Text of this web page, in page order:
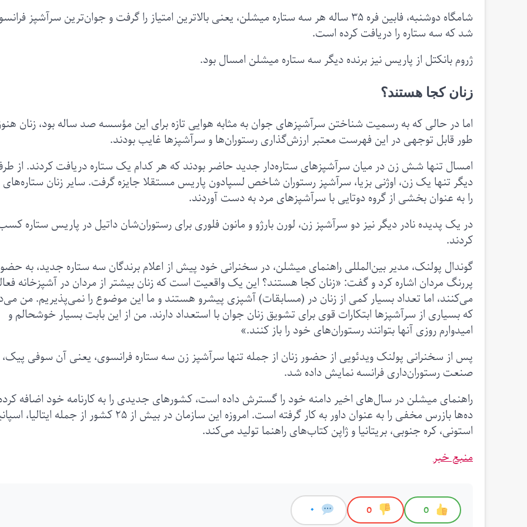
شامگاه دوشنبه، فابین فره ۳۵ ساله هر سه ستاره میشلن، یعنی بالاترین امتیاز را گرفت و جوان‌ترین سرآشپز
شد که سه ستاره را دریافت کرده است.
ژروم بانکتل از پاریس نیز برنده دیگر سه ستاره میشلن امسال بود.
زنان کجا هستند؟
اما در حالی که به رسمیت شناختن سرآشپزهای جوان به مثابه هوایی تازه برای این مؤسسه صد ساله بود، زنان
طور قابل توجهی در این فهرست معتبر ارزش‌گذاری رستوران‌ها و سرآشپزها غایب بودند.
امسال تنها شش زن در میان سرآشپزهای ستاره‌دار جدید حاضر بودند که هر کدام یک ستاره دریافت کردند. از
دیگر تنها یک زن، اوژنی بزیا، سرآشپز رستوران شاخص لسپادون پاریس مستقلا جایزه گرفت. سایر زنان
را به عنوان بخشی از گروه دوتایی با سرآشپزهای مرد به دست آوردند.
در یک پدیده نادر دیگر نیز دو سرآشپز زن، لورن بارژو و مانون فلوری برای رستوران‌شان داتیل در پاریس ستاره
کردند.
گوندال پولنک، مدیر بین‌المللی راهنمای میشلن، در سخنرانی خود پیش از اعلام برندگان سه ستاره جدید، به
پررنگ مردان اشاره کرد و گفت: «زنان کجا هستند؟ این یک واقعیت است که زنان بیشتر از مردان در آشپزخانه
می‌کنند، اما تعداد بسیار کمی از زنان در (مسابقات) آشپزی پیشرو هستند و ما این موضوع را نمی‌پذیریم. من
که بسیاری از سرآشپزها ابتکارات قوی برای تشویق زنان جوان با استعداد دارند. من از این بابت بسیار خوشحالم و
امیدوارم روزی آنها بتوانند رستوران‌های خود را باز کنند.»
پس از سخنرانی پولنک ویدئویی از حضور زنان از جمله تنها سرآشپز زن سه ستاره فرانسوی، یعنی آن سوفی
صنعت رستوران‌داری فرانسه نمایش داده شد.
راهنمای میشلن در سال‌های اخیر دامنه خود را گسترش داده است، کشورهای جدیدی را به کارنامه خود اضافه
ده‌ها بازرس مخفی را به عنوان داور به کار گرفته است. امروزه این سازمان در بیش از ۲۵ کشور از جمله
استونی، کره جنوبی، بریتانیا و ژاپن کتاب‌های راهنما تولید می‌کند.
منبع خبر
0
0
0